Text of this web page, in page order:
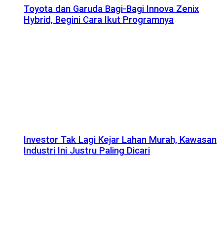
Toyota dan Garuda Bagi-Bagi Innova Zenix
Hybrid, Begini Cara Ikut Programnya
Investor Tak Lagi Kejar Lahan Murah, Kawasan
Industri Ini Justru Paling Dicari